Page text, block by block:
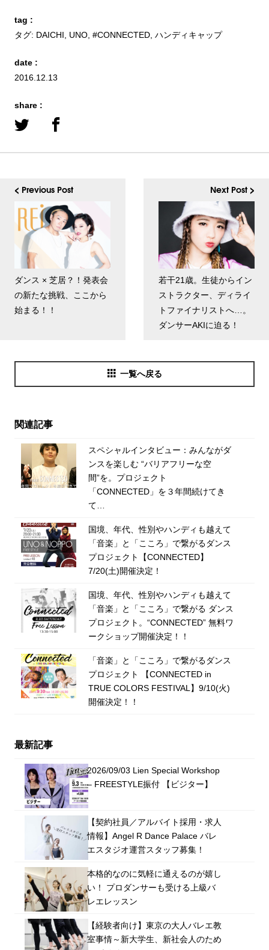
tag :
タグ: DAICHI, UNO, #CONNECTED, ハンディキャップ
date :
2016.12.13
share :
< Previous Post
ダンス × 芝居？！発表会
の新たな挑戦、ここから
始まる！！
Next Post >
若干21歳。生徒からイン
ストラクター、ディライ
トファイナリストへ…。
ダンサーAKIに迫る！
一覧へ戻る
関連記事
スペシャルインタビュー：みんながダ
ンスを楽しむ “バリアフリーな空
間”を。プロジェクト
「CONNECTED」を３年間続けてき
て…
国境、年代、性別やハンディも越えて
「音楽」と「こころ」で繋がるダンス
プロジェクト【CONNECTED】
7/20(土)開催決定！
国境、年代、性別やハンディも越えて
「音楽」と「こころ」で繋がる ダンス
プロジェクト。“CONNECTED” 無料ワ
ークショップ開催決定！！
「音楽」と「こころ」で繋がるダンス
プロジェクト 【CONNECTED in
TRUE COLORS FESTIVAL】9/10(火)
開催決定！！
最新記事
2026/09/03 Lien Special Workshop
– FREESTYLE振付 【ビジター】
【契約社員／アルバイト採用・求人
情報】Angel R Dance Palace バレ
エスタジオ運営スタッフ募集！
本格的なのに気軽に通えるのが嬉し
い！ プロダンサーも受ける上級バ
レエレッスン
【経験者向け】東京の大人バレエ教
室事情～新大学生、新社会人のため